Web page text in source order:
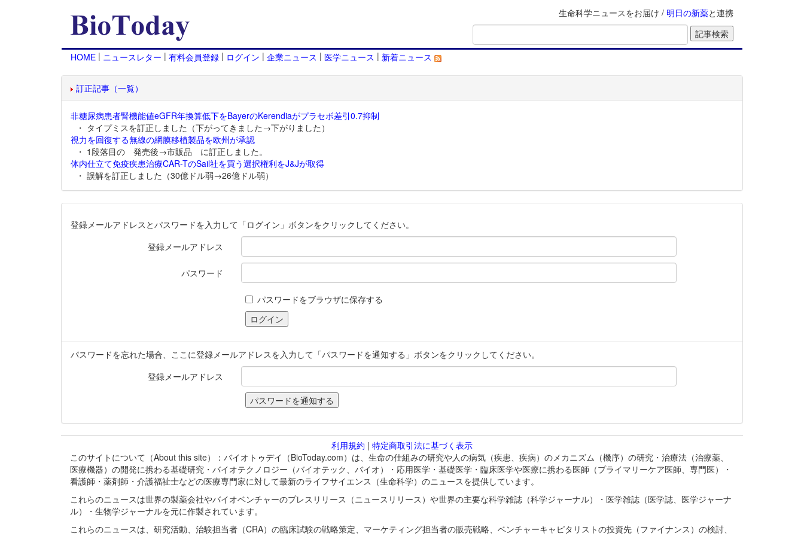
生命科学ニュースをお届け / 明日の新薬と連携
HOME | ニュースレター | 有料会員登録 | ログイン | 企業ニュース | 医学ニュース | 新着ニュース
訂正記事（一覧）
非糖尿病患者腎機能値eGFR年換算低下をBayerのKerendiaがプラセボ差引0.7抑制
・ タイプミスを訂正しました（下がってきました→下がりました）
視力を回復する無線の網膜移植製品を欧州が承認
・ 1段落目の 発売後→市販品 に訂正しました。
体内仕立て免疫疾患治療CAR-TのSail社を買う選択権利をJ&Jが取得
・ 誤解を訂正しました（30億ドル弱→26億ドル弱）
登録メールアドレスとパスワードを入力して「ログイン」ボタンをクリックしてください。
登録メールアドレス
パスワード
パスワードをブラウザに保存する
パスワードを忘れた場合、ここに登録メールアドレスを入力して「パスワードを通知する」ボタンをクリックしてください。
登録メールアドレス
利用規約 | 特定商取引法に基づく表示
このサイトについて（About this site）：バイオトゥデイ（BioToday.com）は、生命の仕組みの研究や人の病気（疾患、疾病）のメカニズム（機序）の研究・治療法（治療薬、
医療機器）の開発に携わる基礎研究・バイオテクノロジー（バイオテック、バイオ）・応用医学・基礎医学・臨床医学や医療に携わる医師（プライマリーケア医師、専門医）・
看護師・薬剤師・介護福祉士などの医療専門家に対して最新のライフサイエンス（生命科学）のニュースを提供しています。
これらのニュースは世界の製薬会社やバイオベンチャーのプレスリリース（ニュースリリース）や世界の主要な科学雑誌（科学ジャーナル）・医学雑誌（医学誌、医学ジャーナ
ル）・生物学ジャーナルを元に作製されています。
これらのニュースは、研究活動、治験担当者（CRA）の臨床試験の戦略策定、マーケティング担当者の販売戦略、ベンチャーキャピタリストの投資先（ファイナンス）の検討、